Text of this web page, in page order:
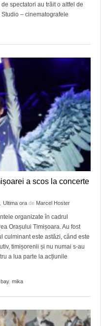
spectatori au trăit o altfel de
– cinematografele
a scos la concerte
Ultima ora de Marcel Hoster
organizate în cadrul
Orașului Timișoara. Au fost
culminant este astăzi, când este
timișorenii și nu numai s-au
a lua parte la acțiunile
, mika